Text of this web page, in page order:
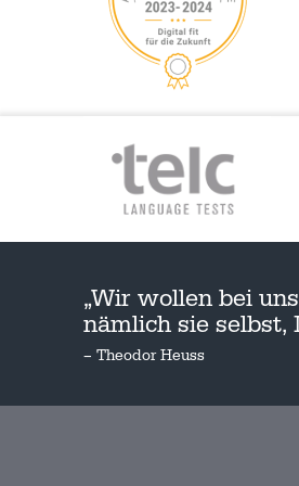
„Wir wollen bei
nämlich sie selbst,
– Theodor Heuss